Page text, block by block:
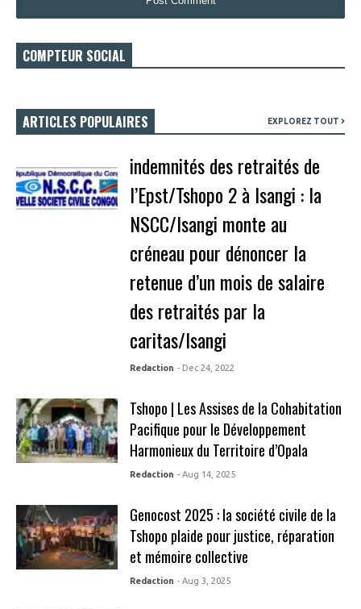
COMPTEUR SOCIAL
ARTICLES POPULAIRES EXPLOREZ TOUT
indemnités des retraités de
l’Epst/Tshopo 2 à Isangi : la
NSCC/Isangi monte au
créneau pour dénoncer la
retenue d’un mois de salaire
des retraités par la
caritas/Isangi
Redaction - Dec 24, 2022
Tshopo | Les Assises de la Cohabitation
Pacifique pour le Développement
Harmonieux du Territoire d’Opala
Redaction - Aug 14, 2025
Genocost 2025 : la société civile de la
Tshopo plaide pour justice, réparation
et mémoire collective
Redaction - Aug 3, 2025